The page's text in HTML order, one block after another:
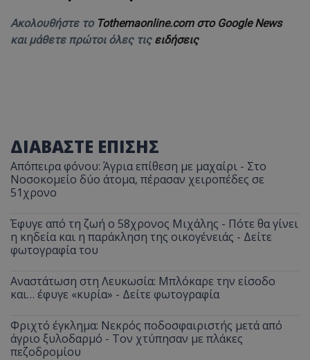
Ακολουθήστε το Tothemaonline.com στο Google News
και μάθετε πρώτοι όλες τις ειδήσεις
ΔΙΑΒΑΣΤΕ ΕΠΙΣΗΣ
Απόπειρα φόνου: Άγρια επίθεση με μαχαίρι - Στο
Νοσοκομείο δύο άτομα, πέρασαν χειροπέδες σε
51χρονο
Έφυγε από τη ζωή ο 58χρονος Μιχάλης - Πότε θα γίνει
η κηδεία και η παράκληση της οικογένειάς - Δείτε
φωτογραφία του
Αναστάτωση στη Λευκωσία: Μπλόκαρε την είσοδο
και… έφυγε «κυρία» - Δείτε φωτογραφία
Φριχτό έγκλημα: Νεκρός ποδοσφαιριστής μετά από
άγριο ξυλοδαρμό - Τον χτύπησαν με πλάκες
πεζοδρομίου